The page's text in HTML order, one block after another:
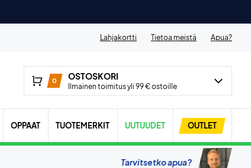
Lahjakortti Tietoa meistä Apua?
0 OSTOSKORI
Ilmainen toimitus yli 99 € ostoille
OPPAAT TUOTEMERKIT UUTUUDET OUTLET
Tarvitsetko apua?